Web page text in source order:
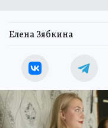
Елена Зябкина